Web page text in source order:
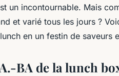
un incontournable. Mais
et varié tous les jours ?
en un festin de saveurs
BA de la lunch